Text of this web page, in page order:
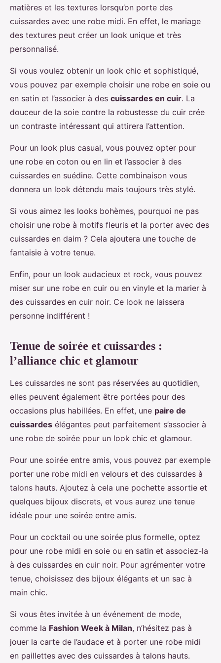
matières et les textures lorsqu’on porte des
cuissardes avec une robe midi. En effet, le mariage
des textures peut créer un look unique et très
personnalisé.
Si vous voulez obtenir un look chic et sophistiqué,
vous pouvez par exemple choisir une robe en soie ou
en satin et l’associer à des cuissardes en cuir. La
douceur de la soie contre la robustesse du cuir crée
un contraste intéressant qui attirera l’attention.
Pour un look plus casual, vous pouvez opter pour
une robe en coton ou en lin et l’associer à des
cuissardes en suédine. Cette combinaison vous
donnera un look détendu mais toujours très stylé.
Si vous aimez les looks bohèmes, pourquoi ne pas
choisir une robe à motifs fleuris et la porter avec des
cuissardes en daim ? Cela ajoutera une touche de
fantaisie à votre tenue.
Enfin, pour un look audacieux et rock, vous pouvez
miser sur une robe en cuir ou en vinyle et la marier à
des cuissardes en cuir noir. Ce look ne laissera
personne indifférent !
Tenue de soirée et cuissardes :
l’alliance chic et glamour
Les cuissardes ne sont pas réservées au quotidien,
elles peuvent également être portées pour des
occasions plus habillées. En effet, une paire de
cuissardes élégantes peut parfaitement s’associer à
une robe de soirée pour un look chic et glamour.
Pour une soirée entre amis, vous pouvez par exemple
porter une robe midi en velours et des cuissardes à
talons hauts. Ajoutez à cela une pochette assortie et
quelques bijoux discrets, et vous aurez une tenue
idéale pour une soirée entre amis.
Pour un cocktail ou une soirée plus formelle, optez
pour une robe midi en soie ou en satin et associez-la
à des cuissardes en cuir noir. Pour agrémenter votre
tenue, choisissez des bijoux élégants et un sac à
main chic.
Si vous êtes invitée à un événement de mode,
comme la Fashion Week à Milan, n’hésitez pas à
jouer la carte de l’audace et à porter une robe midi
en paillettes avec des cuissardes à talons hauts.